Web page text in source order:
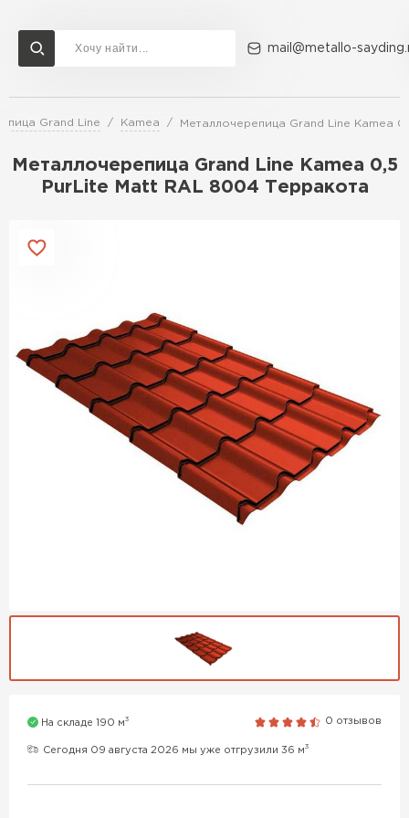
mail@metallo-
Grand Line Kamea Металлочерепица Grand Line Kamea
Металлочерепица Grand Line Kamea 0,5
PurLite Мatt RAL 8004 Терракота
На складе 190 м3 0 отзывов
Сегодня 09 августа 2026 мы уже отгрузили 36 м3
Доставка и оплата Акции О компании Контакты
Перейти в каталог